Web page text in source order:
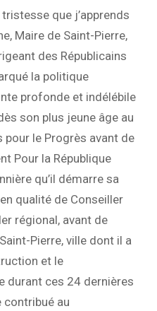
que j’apprends
Maire de Saint-Pierre,
des Républicains
la politique
profonde et indélébile
son plus jeune âge au
pour le Progrès avant de
Pour la République
qu’il démarre sa
qualité de Conseiller
régional, avant de
Pierre, ville dont il a
et le
durant ces 24 dernières
contribué au